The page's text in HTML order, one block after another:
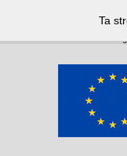
: Undefined index:
Notice: Undefined index:
Ta